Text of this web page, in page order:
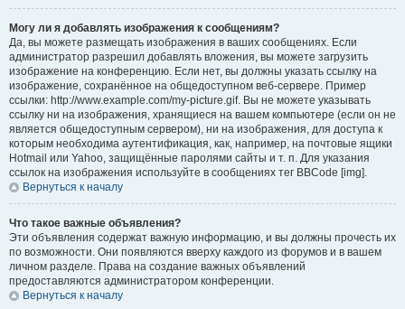
Могу ли я добавлять изображения к сообщениям?
Да, вы можете размещать изображения в ваших сообщениях. Если
администратор разрешил добавлять вложения, вы можете загрузить
изображение на конференцию. Если нет, вы должны указать ссылку на
изображение, сохранённое на общедоступном веб-сервере. Пример
ссылки: http://www.example.com/my-picture.gif. Вы не можете указывать
ссылку ни на изображения, хранящиеся на вашем компьютере (если он не
является общедоступным сервером), ни на изображения, для доступа к
которым необходима аутентификация, как, например, на почтовые ящики
Hotmail или Yahoo, защищённые паролями сайты и т. п. Для указания
ссылок на изображения используйте в сообщениях тег BBCode [img].
Вернуться к началу
Что такое важные объявления?
Эти объявления содержат важную информацию, и вы должны прочесть их
по возможности. Они появляются вверху каждого из форумов и в вашем
личном разделе. Права на создание важных объявлений
предоставляются администратором конференции.
Вернуться к началу